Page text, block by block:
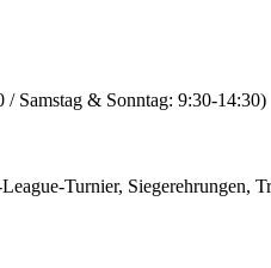
Samstag & Sonntag: 9:30-14:30)
Turnier, Siegerehrungen,